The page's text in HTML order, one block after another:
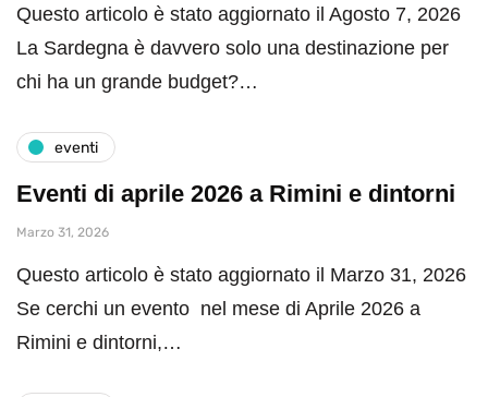
Questo articolo è stato aggiornato il Agosto 7, 2026
La Sardegna è davvero solo una destinazione per
chi ha un grande budget?…
eventi
Eventi di aprile 2026 a Rimini e dintorni
Marzo 31, 2026
Questo articolo è stato aggiornato il Marzo 31, 2026
Se cerchi un evento nel mese di Aprile 2026 a
Rimini e dintorni,…